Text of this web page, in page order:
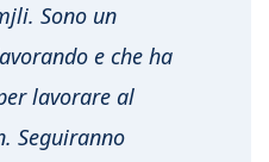
Sono un
e che ha
lavorare al
Seguiranno